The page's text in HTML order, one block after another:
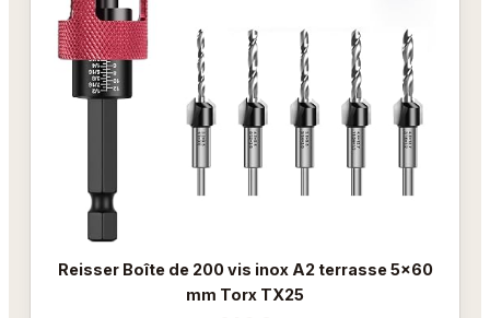
Reisser Boîte de 200 vis inox A2 terrasse 5x60
mm Torx TX25